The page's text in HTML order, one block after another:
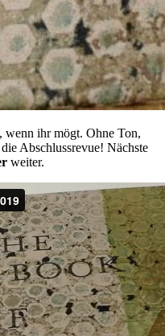
wenn ihr mögt. Ohne Ton,
Abschlussrevue! Nächste
weiter.